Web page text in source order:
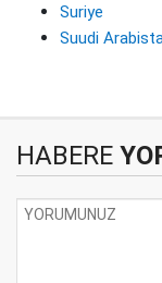
Suriye
Suudi
HABERE